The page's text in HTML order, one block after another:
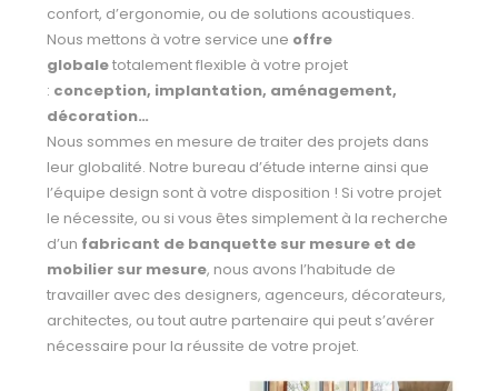
confort, d’ergonomie, ou de solutions acoustiques.
Nous mettons à votre service une offre
globaletotalement flexible à votre projet
: conception, implantation, aménagement,
décoration…
Nous sommes en mesure de traiter des projets dans
leur globalité. Notre bureau d’étude interne ainsi que
l’équipe design sont à votre disposition ! Si votre projet
le nécessite, ou si vous êtes simplement à la recherche
d’un fabricant de banquette sur mesure et de
mobilier sur mesure, nous avons l’habitude de
travailler avec des designers, agenceurs, décorateurs,
architectes, ou tout autre partenaire qui peut s’avérer
nécessaire pour la réussite de votre projet.